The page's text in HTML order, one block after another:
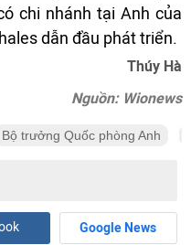
chi nhánh tại Anh của
dẫn đầu phát triển.
Thúy Hà
Nguồn: Wionews
Bộ trưởng Quốc phòng Anh
Google News